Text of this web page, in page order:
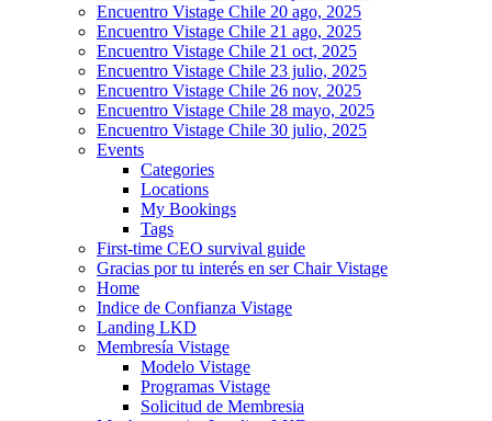
Encuentro Vistage Chile 20 ago, 2025
Encuentro Vistage Chile 21 ago, 2025
Encuentro Vistage Chile 21 oct, 2025
Encuentro Vistage Chile 23 julio, 2025
Encuentro Vistage Chile 26 nov, 2025
Encuentro Vistage Chile 28 mayo, 2025
Encuentro Vistage Chile 30 julio, 2025
Events
Categories
Locations
My Bookings
Tags
First-time CEO survival guide
Gracias por tu interés en ser Chair Vistage
Home
Indice de Confianza Vistage
Landing LKD
Membresía Vistage
Modelo Vistage
Programas Vistage
Solicitud de Membresia